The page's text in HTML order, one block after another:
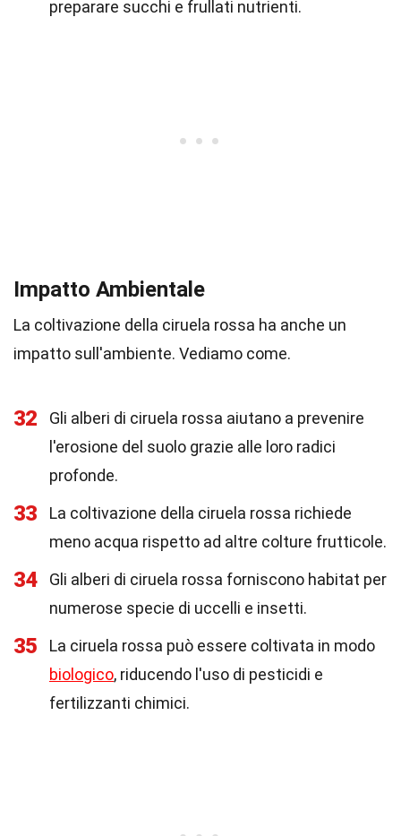
preparare succhi e frullati nutrienti.
Impatto Ambientale
La coltivazione della ciruela rossa ha anche un
impatto sull'ambiente. Vediamo come.
32
Gli alberi di ciruela rossa aiutano a prevenire
l'erosione del suolo grazie alle loro radici
profonde.
33
La coltivazione della ciruela rossa richiede
meno acqua rispetto ad altre colture frutticole.
34
Gli alberi di ciruela rossa forniscono habitat per
numerose specie di uccelli e insetti.
35
La ciruela rossa può essere coltivata in modo
biologico, riducendo l'uso di pesticidi e
fertilizzanti chimici.